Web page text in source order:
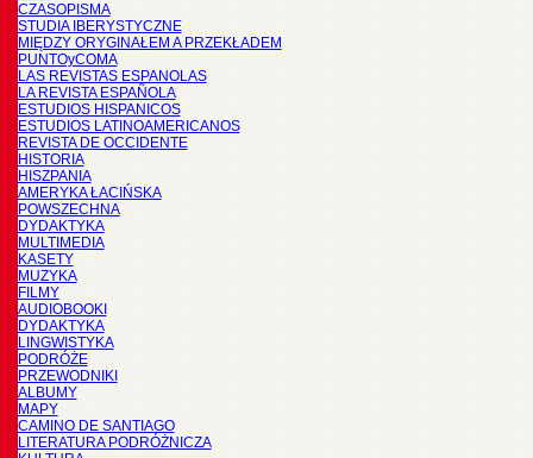
CZASOPISMA
STUDIA IBERYSTYCZNE
MIĘDZY ORYGINAŁEM A PRZEKŁADEM
PUNTOyCOMA
LAS REVISTAS ESPANOLAS
LA REVISTA ESPAÑOLA
ESTUDIOS HISPANICOS
ESTUDIOS LATINOAMERICANOS
REVISTA DE OCCIDENTE
HISTORIA
HISZPANIA
AMERYKA ŁACIŃSKA
POWSZECHNA
DYDAKTYKA
MULTIMEDIA
KASETY
MUZYKA
FILMY
AUDIOBOOKI
DYDAKTYKA
LINGWISTYKA
PODRÓŻE
PRZEWODNIKI
ALBUMY
MAPY
CAMINO DE SANTIAGO
LITERATURA PODRÓŻNICZA